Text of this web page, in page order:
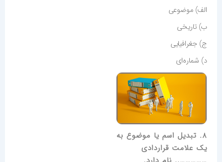
الف) موضوعی
ب) تاریخی
ج) جغرافیایی
د) شماره‌ای
8. تبدیل اسم یا موضوع به
یک علامت قراردادی